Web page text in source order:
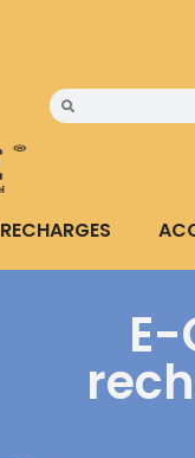
RECHARGES
E-